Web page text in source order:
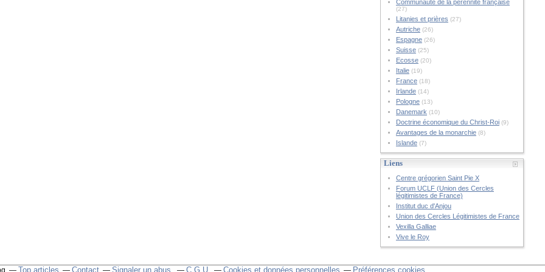
Communauté de la pérennité française
(27)
Litanies et prières (27)
Autriche(26)
Espagne(26)
Suisse(25)
Ecosse(20)
Italie(19)
France(18)
Irlande(14)
Pologne(13)
Danemark (10)
Doctrine économique du Christ-Roi(9)
Avantages de la monarchie(8)
Islande(7)
Liens
Centre grégorien Saint Pie X
Forum UCLF (Union des Cercles
légitimistes de France)
Institut duc d'Anjou
Union des Cercles Légitimistes de France
Vexilla Galliae
Vive le Roy
Top articles Contact Signaler un abus C.G.U. Cookies et données personnelles Préférences cookies